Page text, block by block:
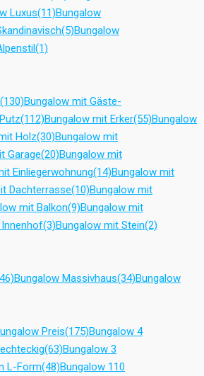
Luxus(11)Bungalow
(5)Bungalow
(1)
(130)Bungalow mit Gäste-
(112)Bungalow mit Erker(55)Bungalow
Holz(30)Bungalow mit
Garage(20)Bungalow mit
Einliegerwohnung(14)Bungalow mit
Dachterrasse(10)Bungalow mit
mit Balkon(9)Bungalow mit
(3)Bungalow mit Stein(2)
Bungalow Massivhaus(34)Bungalow
Preis(175)Bungalow 4
(63)Bungalow 3
L-Form(48)Bungalow 110